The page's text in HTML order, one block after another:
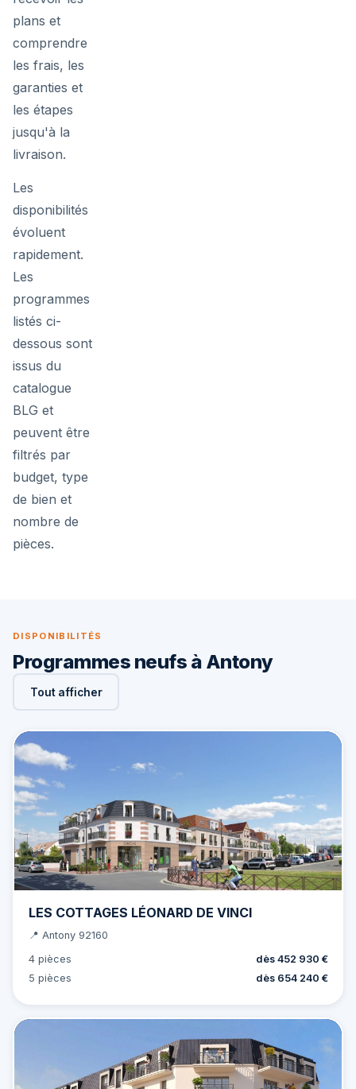
plans et
comprendre
les frais, les
garanties et
les étapes
jusqu'à la
livraison.
Les
disponibilités
évoluent
rapidement.
Les
programmes
listés ci-
dessous sont
issus du
catalogue
BLG et
peuvent être
filtrés par
budget, type
de bien et
nombre de
pièces.
DISPONIBILITÉS
Programmes neufs à Antony
Tout afficher
LES COTTAGES LÉONARD DE VINCI
📍 Antony 92160
4 pièces
dès 452 930 €
5 pièces
dès 654 240 €